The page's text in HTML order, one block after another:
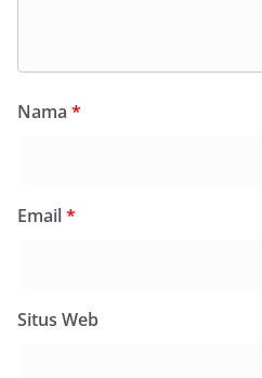
Nama *
Email*
Situs Web